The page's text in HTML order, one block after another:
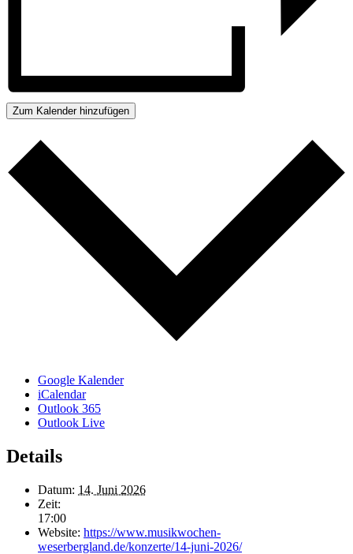
Zum Kalender hinzufügen
Google Kalender
iCalendar
Outlook 365
Outlook Live
Details
Datum: 14. Juni 2026
Zeit:
17:00
Website: https://www.musikwochen-
weserbergland.de/konzerte/14-juni-2026/